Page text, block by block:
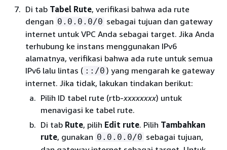
Di tab Tabel Rute, verifikasi bahwa ada rute
dengan 0.0.0.0/0 sebagai tujuan dan gateway
internet untuk VPC Anda sebagai target. Jika Anda
terhubung ke instans menggunakan IPv6
alamatnya, verifikasi bahwa ada rute untuk semua
IPv6 lalu lintas ( ::/0 ) yang mengarah ke gateway
internet. Jika tidak, lakukan tindakan berikut:
Pilih ID tabel rute (rtb-xxxxxxxx) untuk
menavigasi ke tabel rute.
Di tab Rute, pilih Edit rute. Pilih Tambahkan
rute, gunakan 0.0.0.0/0 sebagai tujuan,